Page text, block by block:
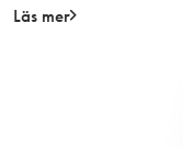
t
Läs mer